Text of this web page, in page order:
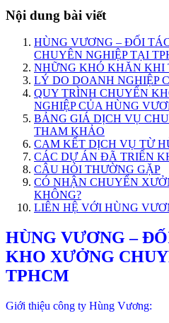
Nội dung bài viết
HÙNG VƯƠNG – ĐỐI
CHUYÊN NGHIỆP TẠI
NHỮNG KHÓ KHĂN KHI
LÝ DO DOANH NGHIỆP
QUY TRÌNH CHUYỂN
NGHIỆP CỦA HÙNG
BẢNG GIÁ DỊCH VỤ
THAM KHẢO
CAM KẾT DỊCH VỤ TỪ
CÁC DỰ ÁN ĐÃ TRIỂN
CÂU HỎI THƯỜNG GẶP
CÓ NHẬN CHUYỂN
KHÔNG?
LIÊN HỆ VỚI HÙNG
HÙNG VƯƠNG –
KHO XƯỞNG
TPHCM
Giới thiệu công ty Hùng Vương: